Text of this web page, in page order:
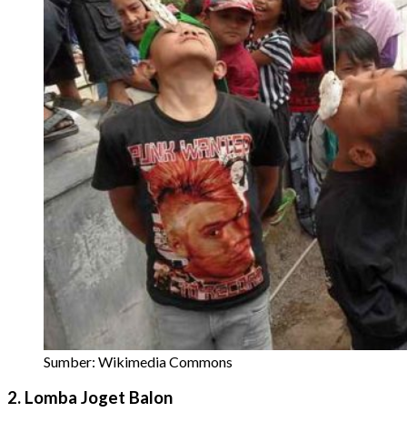
Sumber: Wikimedia Commons
2. Lomba Joget Balon